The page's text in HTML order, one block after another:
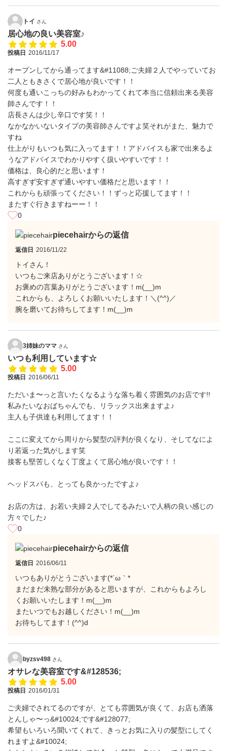
トイ さん
居心地の良い美容室♪
5.00
投稿日 2016/11/17
オープンしてから通ってます&#11088;ご夫婦２人でやっていてお
二人ともきさくで居心地が良いです！！
何度も通いこっちの好みもわかってくれて本当に信頼出来る美容
師さんです！！
店長さんは少し辛口です笑！！
なかなかいないタイプの美容師さんですよ笑それがまた、魅力で
すね
仕上がりもいつも気に入ってます！！アドバイスも家で出来るよ
うなアドバイスでわかりやすく扱いやすいです！！
価格は、良心的だと思います！
高すぎず安すぎず通いやすい価格だと思います！！
これからも頑張ってください！！ずっと応援してます！！
またすぐ行きますねーー！！
0
piecehairからの返信
返信日 2016/11/22
トイさん！
いつもご来店ありがとうございます！☆
お褒めの言葉ありがとうございます！m(__)m
これからも、よろしくお願いいたします！＼(^^)／
腕を磨いてお待ちしてます！m(__)m
3姉妹のママ さん
いつも利用しています☆
5.00
投稿日 2016/06/11
ただいま〜っと言いたくなるような落ち着く雰囲気のお店です!!
私みたいなおばちゃんでも、リラックス出来ますよ♪
主人も子供達も利用してます！！
ここに変えてから周りから髪型の評判が良くなり、そしてなによ
り若返った気がします笑
接客も堅苦しくなく丁度よくて居心地が良いです！！
ヘッドスパも、とっても良かったですよ♪
お店の方は、お若い夫婦２人でしてるみたいで人柄の良い感じの
方々でした♪
0
piecehairからの返信
返信日 2016/06/11
いつもありがとうございます(*´ω｀*
まだまだ未熟な部分があると思いますが、これからもよろし
くお願いいたします！m(__)m
またいつでもお越しください！m(__)m
お待ちしてます！(^^)d
byzsv498 さん
オサレな美容室です&#128536;
5.00
投稿日 2016/01/31
ご夫婦でされてるのですが、とても雰囲気が良くて、お店も洒落
とんしゃ〜っ&#10024;です&#128077;
希望もいろいろ聞いてくれて、きっとお気に入りの髪型にしてく
れますよ&#10024;